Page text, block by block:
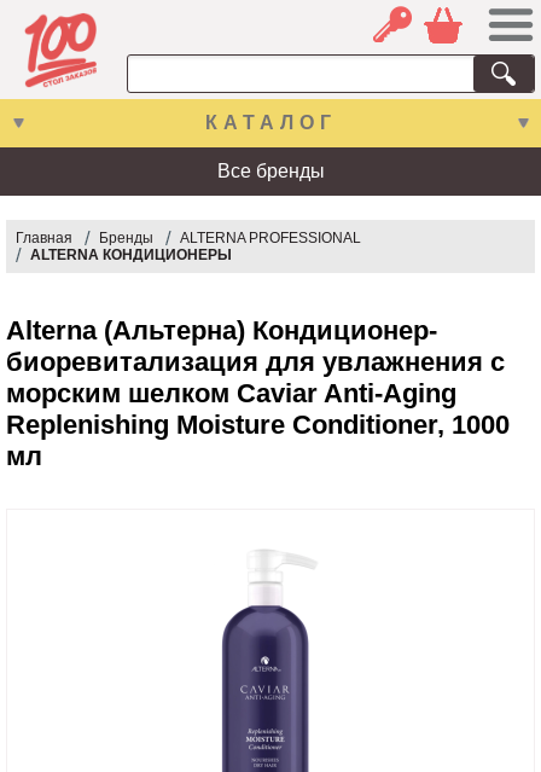
КАТАЛОГ
Все бренды
Главная Бренды
ALTERNA PROFESSIONAL
ALTERNA КОНДИЦИОНЕРЫ
Alterna (Альтерна) Кондиционер-
биоревитализация для увлажнения с
морским шелком Caviar Anti-Aging
Replenishing Moisture Conditioner, 1000
мл